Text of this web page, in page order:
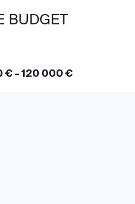
BUDGET
€ - 120 000 €